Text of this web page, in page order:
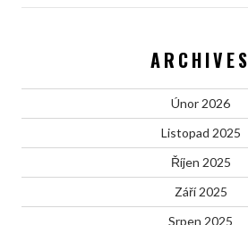
ARCHIVES
Únor 2026
Listopad 2025
Říjen 2025
Září 2025
Srpen 2025